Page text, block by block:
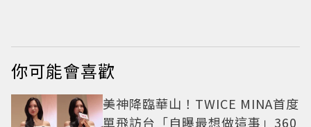
你可能會喜歡
美神降臨華山！TWICE MINA首度
單飛訪台「自曝最想做這事」360